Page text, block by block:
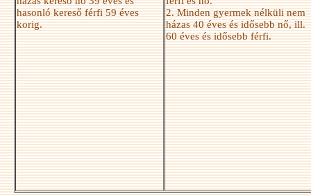
hasonló kereső férfi 59 éves
korig.
2. Minden gyermek nélküli nem
házas 40 éves és idősebb nő, ill.
60 éves és idősebb férfi.